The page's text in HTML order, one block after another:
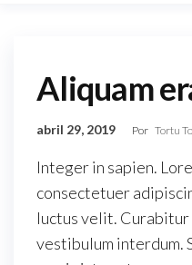
Aliquam
abril 29, 2019 Por Tortu
Integer in sapien.
consectetuer
luctus velit. Curabitur
vestibulum interdum.